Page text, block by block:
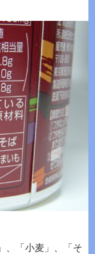
、「小麦」、「そ